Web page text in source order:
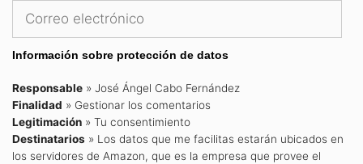
Correo
Información sobre protección de datos
Responsable » José Ángel Cabo Fernández
Finalidad » Gestionar los comentarios
Legitimación » Tu consentimiento
Destinatarios » Los datos que me facilitas estarán ubicados en
los servidores de Amazon, que es la empresa que provee el